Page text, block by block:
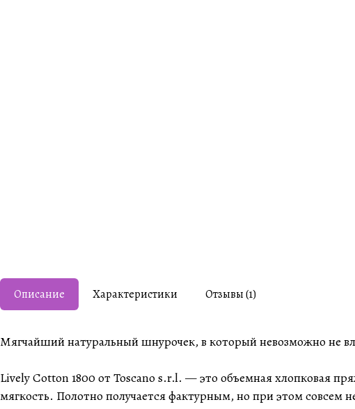
Описание Характеристики Отзывы (1)
Мягчайший натуральный шнурочек, в который невозможно не
Lively Cotton 1800 от Toscano s.r.l. — это объемная хлопковая
мягкость. Полотно получается фактурным, но при этом